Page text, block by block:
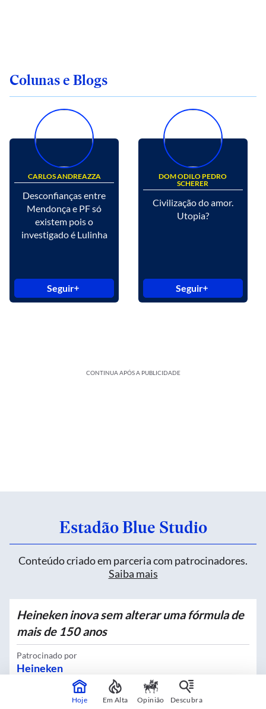
Colunas e Blogs
CARLOS ANDREAZZA
Desconfianças entre
Mendonça e PF só
existem pois o
investigado é Lulinha
Seguir
DOM ODILO PEDRO
SCHERER
Civilização do amor.
Utopia?
Seguir
CONTINUA APÓS A PUBLICIDADE
Estadão Blue Studio
Conteúdo criado em parceria com patrocinadores.
Saiba mais
Heineken inova sem alterar uma fórmula de
mais de 150 anos
Patrocinado por
Heineken
Hoje Em Alta Opinião Descubra